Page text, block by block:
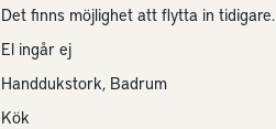
Det finns möjlighet att flytta in tidigare.
El ingår ej
Handdukstork, Badrum
Kök